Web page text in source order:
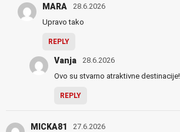
MARA 28.6.2026
Upravo tako
REPLY
Vanja 28.6.2026
Ovo su stvarno atraktivne destinacije!
REPLY
MICKA81 27.6.2026